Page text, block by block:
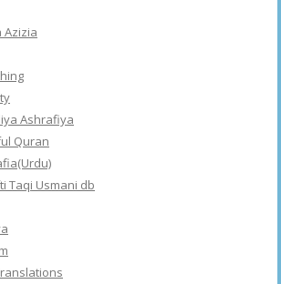
Azizia
Ashrafiya
Quran
Taqi Usmani db